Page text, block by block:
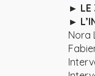
► LE
►
Nora